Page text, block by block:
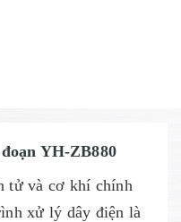
YH-ZB880
tử và cơ khí chính
xử lý dây điện là